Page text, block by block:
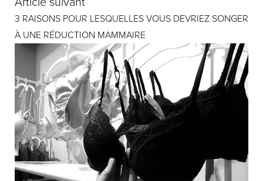
3 RAISONS POUR LESQUELLES VOUS DEVRIEZ SONGER
À UNE RÉDUCTION MAMMAIRE